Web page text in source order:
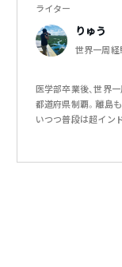
ライター
りゅう
世界一周経
医学部卒業後、世界
都道府県制覇。離島
いつつ普段は超イン